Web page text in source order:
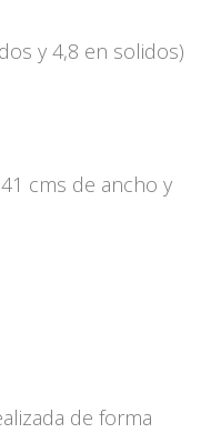
y 4,8 en solidos)
cms de ancho y
de forma